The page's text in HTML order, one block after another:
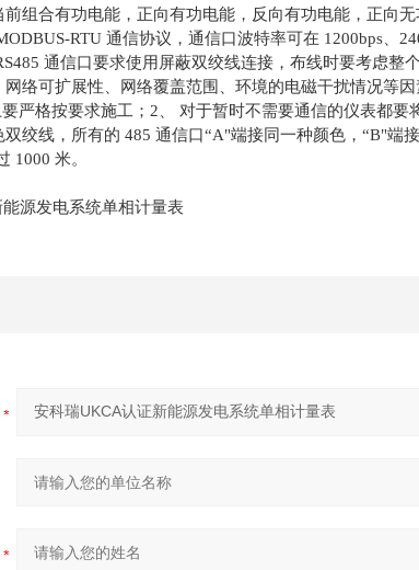
组合有功电能，正向有功电能，反向有功电能，正向无
RTU 通信协议，通信口波特率可在 1200bps、
通信口要求使用屏蔽双绞线连接，布线时要考虑
络可扩展性、网络覆盖范围、环境的电磁干扰情况等因
严格按要求施工；2、 对于暂时不需要通信的仪表都
绞线，所有的 485 通信口“A"端接同一种颜色，“B"端
1000 米。